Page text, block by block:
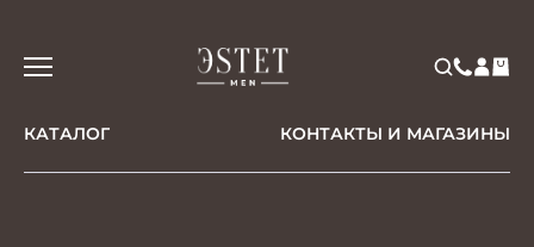
КАТАЛОГ КОНТАКТЫ И МАГАЗИНЫ